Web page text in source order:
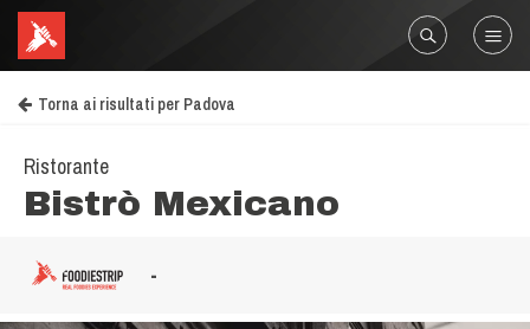
Torna ai risultati per Padova
Ristorante
Bistrò Mexicano
-